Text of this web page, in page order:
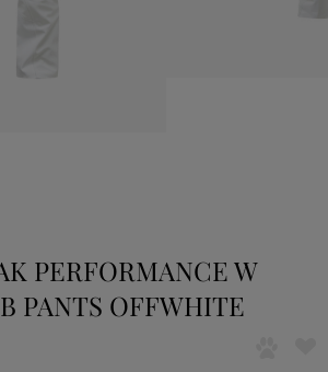
PERFORMANCE W
PANTS OFFWHITE